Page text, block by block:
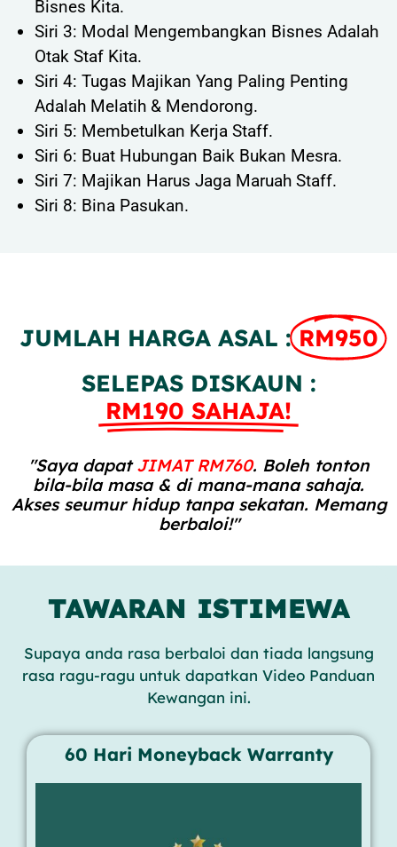
Bisnes Kita.
Siri 3: Modal Mengembangkan Bisnes Adalah
Otak Staf Kita.
Siri 4: Tugas Majikan Yang Paling Penting
Adalah Melatih & Mendorong.
Siri 5: Membetulkan Kerja Staff.
Siri 6: Buat Hubungan Baik Bukan Mesra.
Siri 7: Majikan Harus Jaga Maruah Staff.
Siri 8: Bina Pasukan.
JUMLAH HARGA ASAL : RM950
SELEPAS DISKAUN :
RM190 SAHAJA!
"Saya dapatJIMAT RM760. Boleh tonton
bila-bila masa & di mana-mana sahaja.
Akses seumur hidup tanpa sekatan. Memang
berbaloi!"
TAWARAN ISTIMEWA
Supaya anda rasa berbaloi dan tiada langsung
rasa ragu-ragu untuk dapatkan Video Panduan
Kewangan ini.
60 Hari Moneyback Warranty